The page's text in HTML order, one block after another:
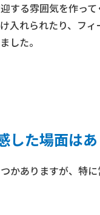
する雰囲気を作っ
入れられたり、フ
した。
した場面は
かありますが、特